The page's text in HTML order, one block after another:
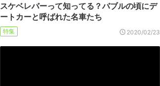
スケベレバーって知ってる？バブルの頃にデ
ートカーと呼ばれた名車たち
特集 2020/02/23